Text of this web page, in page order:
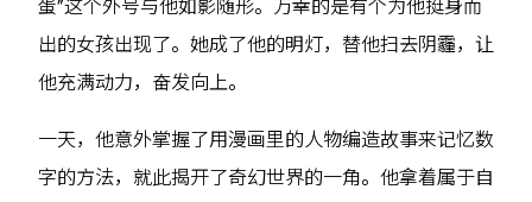
蛋”这个外号与他如影随形。万幸的是有个为他挺身而
出的女孩出现了。她成了他的明灯，替他扫去阴霾，让
他充满动力，奋发向上。
一天，他意外掌握了用漫画里的人物编造故事来记忆数
字的方法，就此揭开了奇幻世界的一角。他拿着属于自